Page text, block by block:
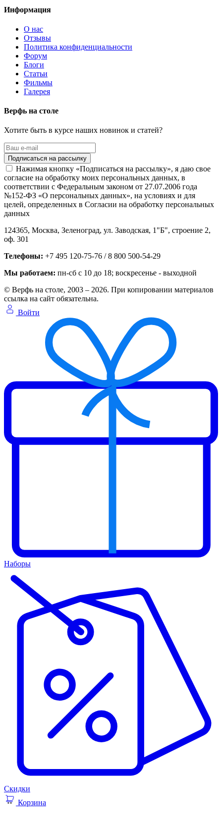
Информация
О нас
Отзывы
Политика конфиденциальности
Форум
Блоги
Статьи
Фильмы
Галерея
Верфь на столе
Хотите быть в курсе наших новинок и статей?
Нажимая кнопку «Подписаться на рассылку», я даю свое
согласие на обработку моих персональных данных, в
соответствии с Федеральным законом от 27.07.2006 года
№152-ФЗ «О персональных данных», на условиях и для
целей, определенных в Согласии на обработку персональных
данных
124365, Москва, Зеленоград, ул. Заводская, 1"Б", строение 2,
оф. 301
Телефоны: +7 495 120-75-76 / 8 800 500-54-29
Мы работаем: пн-сб с 10 до 18; воскресенье - выходной
© Верфь на столе, 2003 – 2026. При копировании материалов
ссылка на сайт обязательна.
Войти
Наборы
Скидки
Корзина